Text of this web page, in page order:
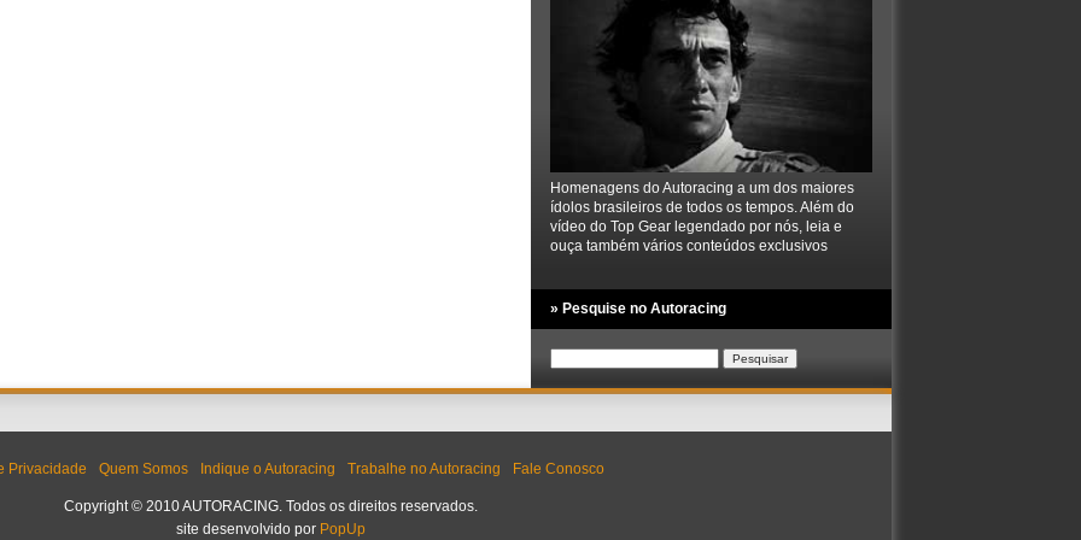
Homenagens do Autoracing a um dos maiores
ídolos brasileiros de todos os tempos. Além do
vídeo do Top Gear legendado por nós, leia e
ouça também vários conteúdos exclusivos
» Pesquise no Autoracing
por:
Privacidade Quem Somos Indique o Autoracing Trabalhe no Autoracing Fale Conosco
Copyright © 2010 AUTORACING. Todos os direitos reservados.
site desenvolvido por PopUp